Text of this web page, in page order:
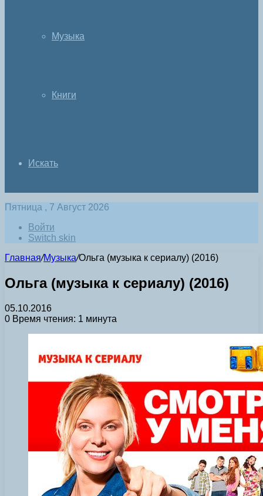
Музыка
Книги
Искать
Пятница , 7 Август 2026
Войти
Switch skin
Главная/Музыка/Ольга (музыка к сериалу) (2016)
Ольга (музыка к сериалу) (2016)
05.10.2016
0 Время чтения: 1 минута